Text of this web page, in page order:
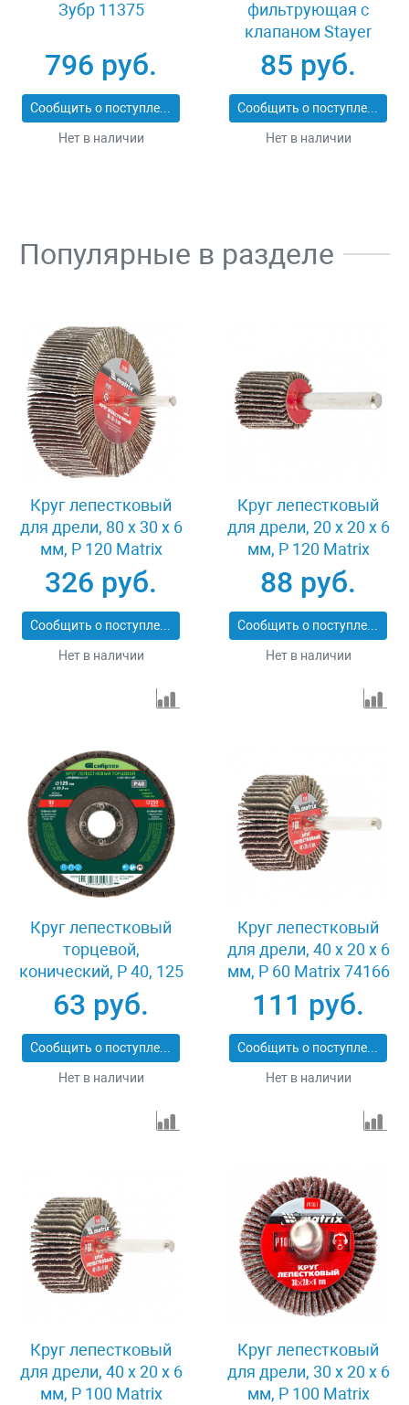
Зубр 11375
796 руб.
Сообщить о поступлении
Нет в наличии
фильтрующая с
клапаном Stayer
MASTER 11116
85 руб.
Сообщить о поступлении
Нет в наличии
Популярные в разделе
Круг лепестковый
для дрели, 80 х 30 х 6
мм, P 120 Matrix
74146
326 руб.
Сообщить о поступлении
Нет в наличии
Круг лепестковый
для дрели, 20 х 20 х 6
мм, P 120 Matrix
74104
88 руб.
Сообщить о поступлении
Нет в наличии
Круг лепестковый
торцевой,
конический, Р 40, 125
х 22.2 мм Сибртех
74083
63 руб.
Сообщить о поступлении
Нет в наличии
Круг лепестковый
для дрели, 40 х 20 х 6
мм, P 60 Matrix 74166
111 руб.
Сообщить о поступлении
Нет в наличии
Круг лепестковый
для дрели, 40 х 20 х 6
мм, P 100 Matrix
Круг лепестковый
для дрели, 30 х 20 х 6
мм, P 100 Matrix